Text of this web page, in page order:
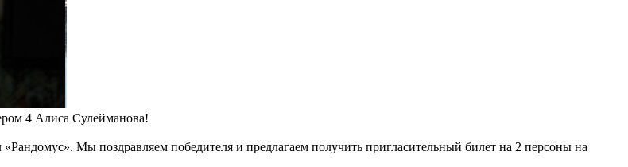
4 Алиса Сулейманова!
Мы поздравляем победителя и предлагаем получить пригласительный билет на 2 персоны на